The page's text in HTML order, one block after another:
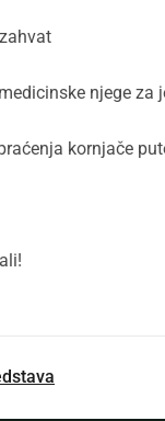
njege za
kornjače